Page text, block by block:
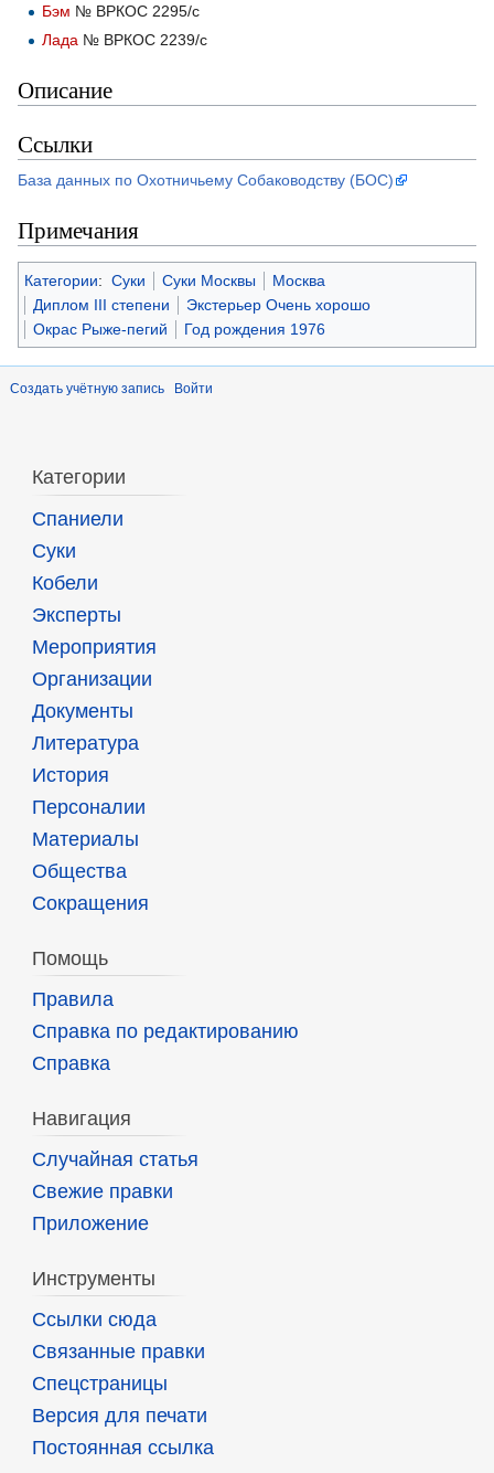
Бэм № ВРКОС 2295/с
Лада № ВРКОС 2239/с
Описание
Ссылки
База данных по Охотничьему Собаководству (БОС)
Примечания
Категории: Суки Суки Москвы
Москва
Диплом III степени
Экстерьер Очень хорошо
Окрас Рыже-пегий
Год рождения 1976
Создать учётную запись Войти
Категории
Спаниели
Суки
Кобели
Эксперты
Мероприятия
Организации
Документы
Литература
История
Персоналии
Материалы
Общества
Сокращения
Помощь
Правила
Справка по редактированию
Справка
Навигация
Случайная статья
Свежие правки
Приложение
Инструменты
Ссылки сюда
Связанные правки
Спецстраницы
Версия для печати
Постоянная ссылка